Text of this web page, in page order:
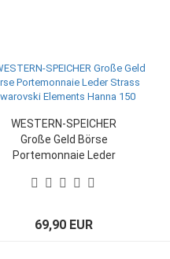
WESTERN-SPEICHER
Große Geld Börse
Portemonnaie Leder
Elements Hanna 150
69,90 EUR